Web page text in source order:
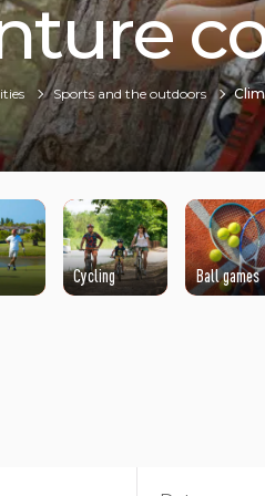
Sports and the outdoors
Cycling Ball games